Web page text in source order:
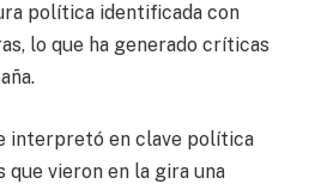
política identificada con
lo que ha generado críticas
interpretó en clave política
vieron en la gira una